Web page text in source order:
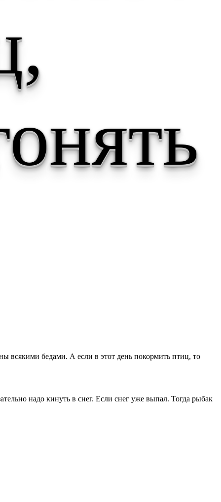
всякими бедами. А если в этот день покормить птиц, то
надо кинуть в снег. Если снег уже выпал. Тогда рыбак